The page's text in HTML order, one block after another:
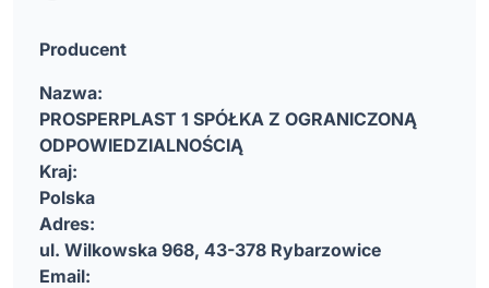
Producent
Nazwa:
PROSPERPLAST 1 SPÓŁKA Z OGRANICZONĄ
ODPOWIEDZIALNOŚCIĄ
Kraj:
Polska
Adres:
ul. Wilkowska 968, 43-378 Rybarzowice
Email: